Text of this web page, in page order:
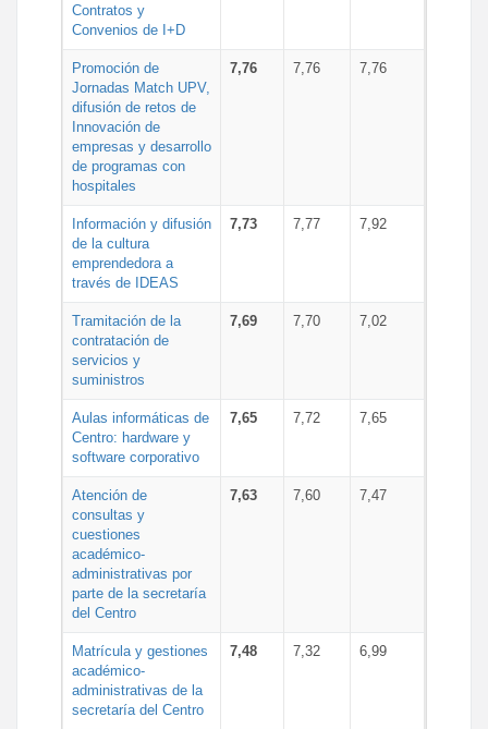
Contratos y
Convenios de I+D
Promoción de
Jornadas Match UPV,
difusión de retos de
Innovación de
empresas y desarrollo
de programas con
hospitales
7,76 7,76 7,76
Información y difusión
de la cultura
emprendedora a
través de IDEAS
7,73 7,77 7,92
Tramitación de la
contratación de
servicios y
suministros
7,69 7,70 7,02
Aulas informáticas de
Centro: hardware y
software corporativo
7,65 7,72 7,65
Atención de
consultas y
cuestiones
académico-
administrativas por
parte de la secretaría
del Centro
7,63 7,60 7,47
Matrícula y gestiones
académico-
administrativas de la
secretaría del Centro
7,48 7,32 6,99